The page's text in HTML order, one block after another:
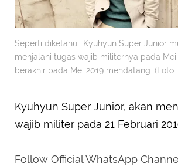
Seperti diketahui, Kyuhyun Super Junior
menjalani tugas wajib militernya pada Mei
berakhir pada Mei 2019 mendatang.
Kyuhyun Super Junior, akan
wajib militer pada 21 Februari
Follow Official WhatsApp